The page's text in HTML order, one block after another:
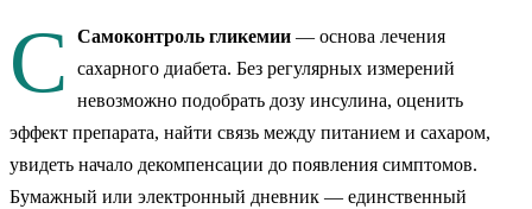
С Самоконтроль гликемии — основа лечения
сахарного диабета. Без регулярных измерений
невозможно подобрать дозу инсулина, оценить
эффект препарата, найти связь между питанием и сахаром,
увидеть начало декомпенсации до появления симптомов.
Бумажный или электронный дневник — единственный